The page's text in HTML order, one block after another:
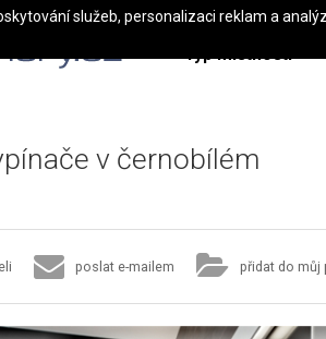
Typ místnosti
v černobílém
poslat e-mailem přidat do můj
služeb, personalizaci reklam a